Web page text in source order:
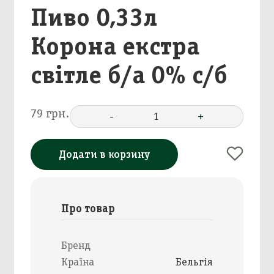
Пиво 0,33л
Корона екстра
світле б/а 0% с/б
79 грн. - 1 +
Додати в корзину
Про товар
Бренд
Країна
Бельгія